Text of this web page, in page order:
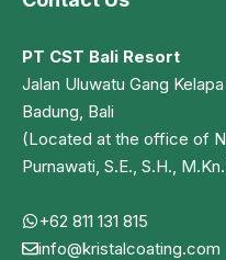
PT CST Bali Resort
Jalan Uluwatu Gang
Badung, Bali
(Located at the office of
Purnawati, S.E., S.H.,
+62 811 131 815
info@kristalcoating.com